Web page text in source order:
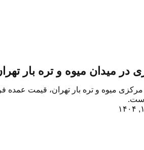
در میدان میوه و تره بار
است.